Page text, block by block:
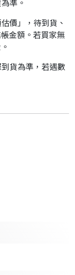
準。
價」，待到貨、
金額。若買家無
貨為準，若遇數